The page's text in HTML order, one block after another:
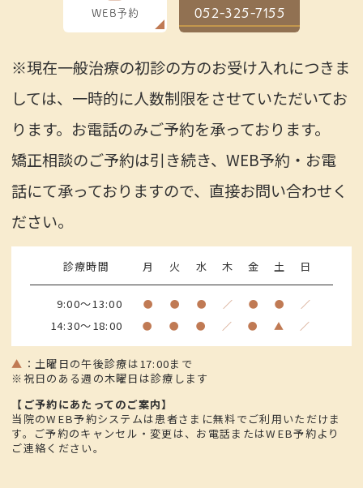
WEB予約 052-325-7155
※現在一般治療の初診の方のお受け入れにつきま
しては、一時的に人数制限をさせていただいてお
ります。お電話のみご予約を承っております。
矯正相談のご予約は引き続き、WEB予約・お電
話にて承っておりますので、直接お問い合わせく
ださい。
診療時間 月 火 水 木 金 土 日
9:00～13:00 ● ● ● ／ ● ● ／
14:30～18:00 ● ● ● ／ ● ▲ ／
▲ ： 土曜日の午後診療は17:00まで
※祝日のある週の木曜日は診療します
【ご予約にあたってのご案内】
当院のWEB予約システムは患者さまに無料でご利用いただけま
す。ご予約のキャンセル・変更は、お電話またはWEB予約より
ご連絡ください。